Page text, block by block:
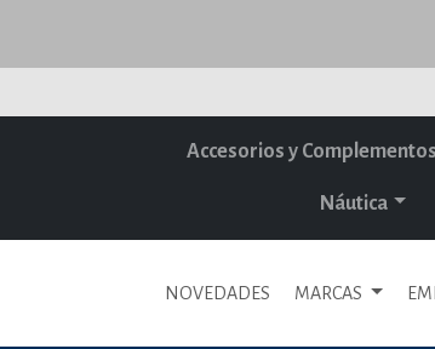
Accesorios y Complementos
Náutica
NOVEDADES MARCAS